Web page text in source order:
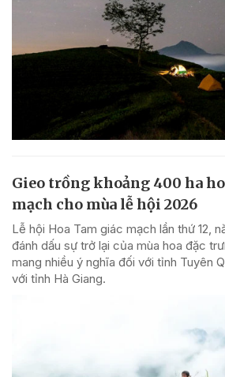
Gieo trồng khoảng 400 ha
mạch cho mùa lễ hội 2026
Lễ hội Hoa Tam giác mạch lần thứ 12,
đánh dấu sự trở lại của mùa hoa đặc
mang nhiều ý nghĩa đối với tỉnh Tuyên
với tỉnh Hà Giang.